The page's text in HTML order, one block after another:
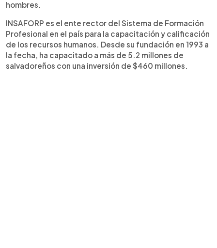
hombres.
INSAFORP es el ente rector del Sistema de Formación
Profesional en el país para la capacitación y calificación
de los recursos humanos. Desde su fundación en 1993 a
la fecha, ha capacitado a más de 5.2 millones de
salvadoreños con una inversión de $460 millones.